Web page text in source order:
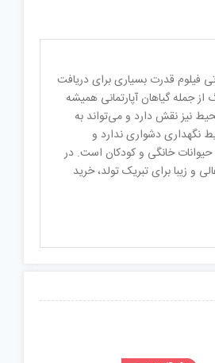
فیلوم قدرت بسیاری برای دریافت
جمله گیاهان آپارتمانی همیشه
نیز نقش دارد و می‌تواند به
نگهداری دشواری ندارد و
حیوانات خانگی و کودکان است. در
و زیبا برای تبریک تولد، خرید